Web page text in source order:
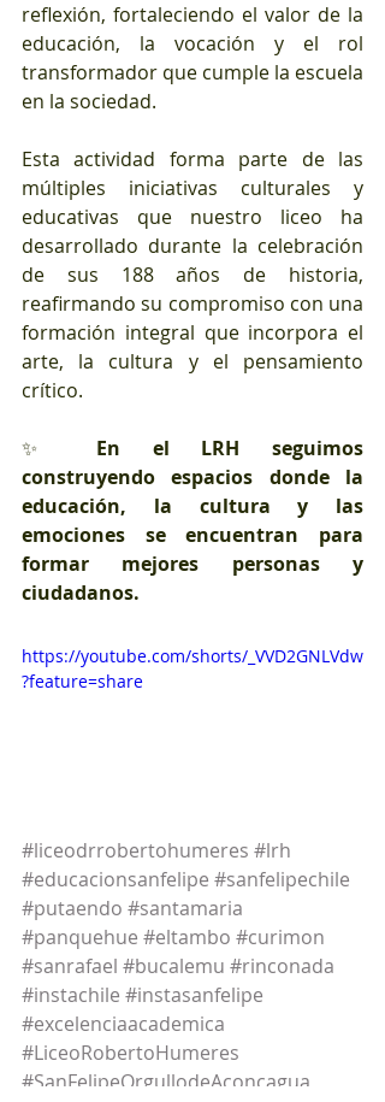
reflexión, fortaleciendo el valor de la
educación, la vocación y el rol
transformador que cumple la escuela
en la sociedad.
Esta actividad forma parte de las
múltiples iniciativas culturales y
educativas que nuestro liceo ha
desarrollado durante la celebración
de sus 188 años de historia,
reafirmando su compromiso con una
formación integral que incorpora el
arte, la cultura y el pensamiento
crítico.
✨ En el LRH seguimos
construyendo espacios donde la
educación, la cultura y las
emociones se encuentran para
formar mejores personas y
ciudadanos.
https://youtube.com/shorts/_VVD2GNLVdw
?feature=share
#liceodrrobertohumeres #lrh
#educacionsanfelipe #sanfelipechile
#putaendo #santamaria
#panquehue #eltambo #curimon
#sanrafael #bucalemu #rinconada
#instachile #instasanfelipe
#excelenciaacademica
#LiceoRobertoHumeres
#SanFelipeOrgullodeAconcagua